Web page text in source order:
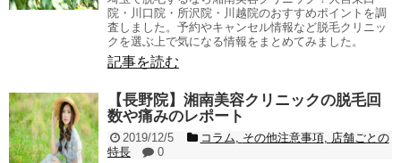
院・川口院・所沢院・川越院のおすすめポイントを調
査しました。予約やキャンセル情報など脱毛クリニッ
クを選ぶ上で気になる情報をまとめてみました。
記事を読む
【長野院】湘南美容クリニックの脱毛回
数や痛みのレポート
2019/12/5 コラム, その他注意事項, 店舗ごとの
特長
0